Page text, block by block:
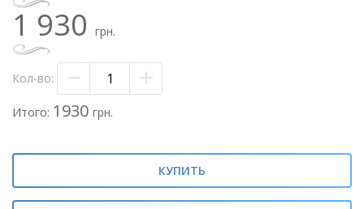
- лента атласная
Метки: #букет из 15 розовых роз#
1 930 грн.
Кол-во:
Итого: 1930 грн.
КУПИТЬ